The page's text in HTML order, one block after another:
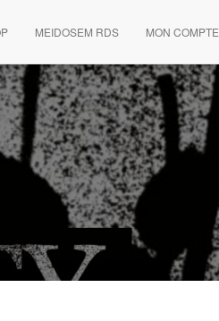
MEIDOSEM RDS MON COMPTE